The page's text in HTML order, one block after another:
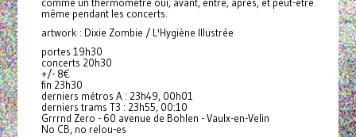
comme un thermomètre oui, avant, entre, après, et peut-être
même pendant les concerts.
artwork : Dixie Zombie / L'Hygiène Illustrée
portes 19h30
concerts 20h30
+/- 8€
fin 23h30
derniers métros A : 23h49, 00h01
derniers trams T3 : 23h55, 00:10
Grrrnd Zero - 60 avenue de Bohlen - Vaulx-en-Velin
No CB, no relou-es